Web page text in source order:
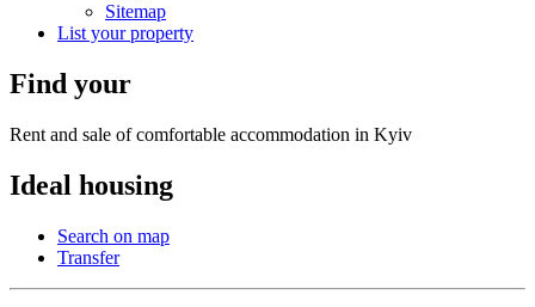
Sitemap
List your property
Find your
Rent and sale of comfortable accommodation in Kyiv
Ideal housing
Search on map
Transfer